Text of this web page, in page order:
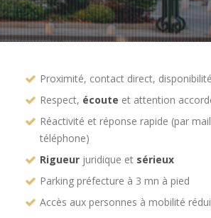
Proximité, contact direct, disponibilité
Respect, écoute et attention
Réactivité et réponse rapide (par
téléphone)
Rigueur juridique et sérieux
Parking préfecture à 3 mn à pied
Accès aux personnes à mobilité